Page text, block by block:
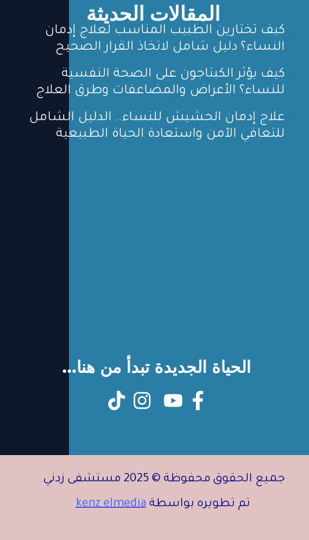
المقالات الحديثة
كيف تختارين الطبيب المناسب لعلاج إدمان
النساء؟ دليل شامل لاتخاذ القرار الصحيح
كيف يؤثر الكبتاجون على الصحة النفسية
للنساء؟ الأعراض والمضاعفات وطرق العلاج
علاج إدمان الحشيش للنساء.. الدليل الشامل
للتعافي الآمن واستعادة الحياة الطبيعية
الحياة الجديدة تبدأ من هنا...
جميع الحقوق محفوظة © 2025 مستشفى زدني
تم تطويره بواسطةkenz elmedia